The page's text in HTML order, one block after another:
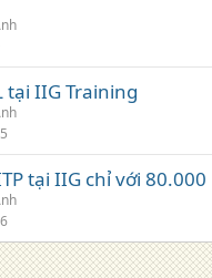
tại IIG Training
tại IIG chỉ với 80.000